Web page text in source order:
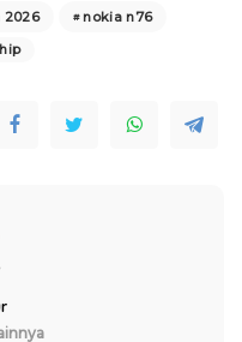
2026
nokia n76